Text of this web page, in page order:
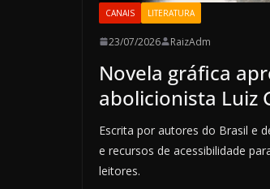
CANAIS LITERATURA
23/07/2026 RaizAdm
Novela gráfica
abolicionista Luiz
Escrita por autores do Brasil e
e recursos de acessibilidade
leitores.